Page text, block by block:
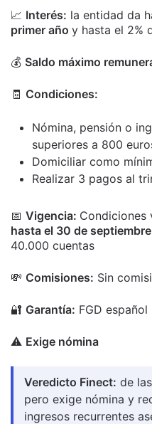
📈 Interés: la entidad da
primer año y hasta el 2%
💰 Saldo máximo
🧾 Condiciones:
Nómina, pensión o
superiores a 800
Domiciliar como
Realizar 3 pagos al
📅 Vigencia: Condiciones
hasta el 30 de septiembre
40.000 cuentas
💸 Comisiones: Sin
🔐 Garantía: FGD
⚠️ Exige nómina
Veredicto Finect: de
pero exige nómina y
ingresos recurrentes